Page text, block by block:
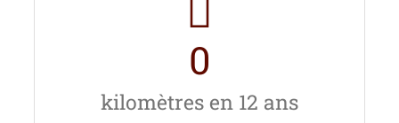
0
kilomètres en 12 ans